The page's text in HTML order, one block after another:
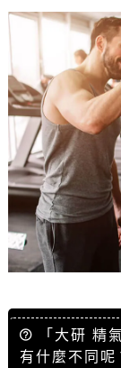
「大研 精
有什麼不同呢